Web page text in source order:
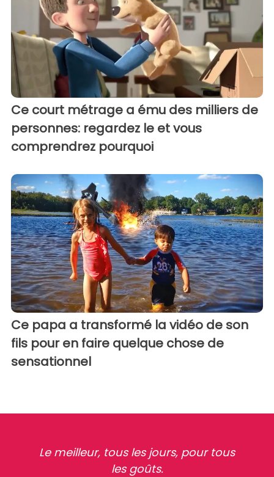
Ce court métrage a ému des milliers de
personnes: regardez le et vous
comprendrez pourquoi
Ce papa a transformé la vidéo de son
fils pour en faire quelque chose de
sensationnel
Le meilleur, tous les jours, pour tous
les goûts.